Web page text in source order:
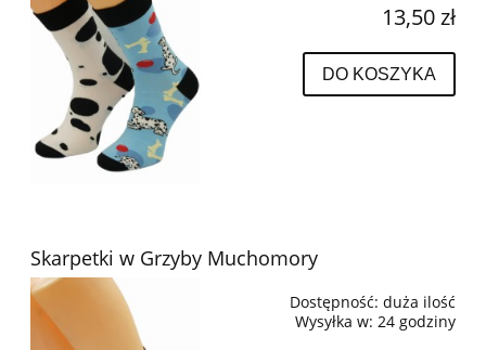
13,50 zł
DO KOSZYKA
Skarpetki w Grzyby Muchomory
Dostępność: duża ilość
Wysyłka w: 24 godziny